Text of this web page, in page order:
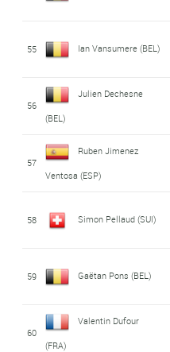
55 Ian Vansumere (BEL)
56
Julien Dechesne
(BEL)
57
Ruben Jimenez
Ventosa (ESP)
58 Simon Pellaud (SUI)
59 Gaëtan Pons (BEL)
60
Valentin Dufour
(FRA)